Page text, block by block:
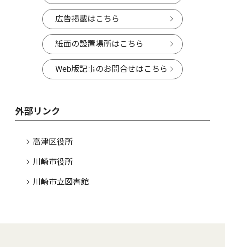
広告掲載はこちら
紙面の設置場所はこちら
Web版記事のお問合せはこちら
外部リンク
高津区役所
川崎市役所
川崎市立図書館